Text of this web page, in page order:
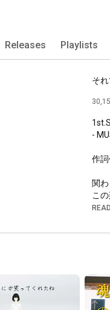
Releases Playlists
そ
-
作
関
こ
リス
〔